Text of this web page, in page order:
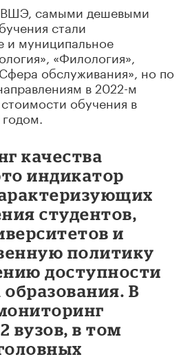
ВШЭ, самыми дешевыми
стали
и муниципальное
«Филология»,
обслуживания», но по
в 2022-м
обучения в
качества
индикатор
студентов,
и
политику
доступности
образования. В
вузов, в том